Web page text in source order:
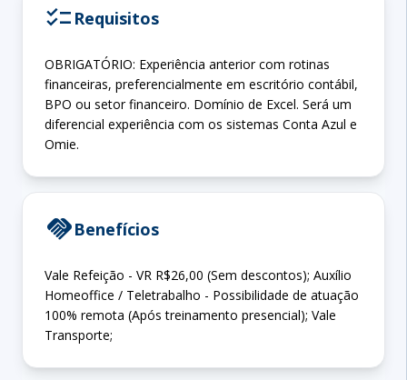
checklist Requisitos
OBRIGATÓRIO: Experiência anterior com rotinas
financeiras, preferencialmente em escritório contábil,
BPO ou setor financeiro. Domínio de Excel. Será um
diferencial experiência com os sistemas Conta Azul e
Omie.
handshakeBenefícios
Vale Refeição - VR R$26,00 (Sem descontos); Auxílio
Homeoffice / Teletrabalho - Possibilidade de atuação
100% remota (Após treinamento presencial); Vale
Transporte;